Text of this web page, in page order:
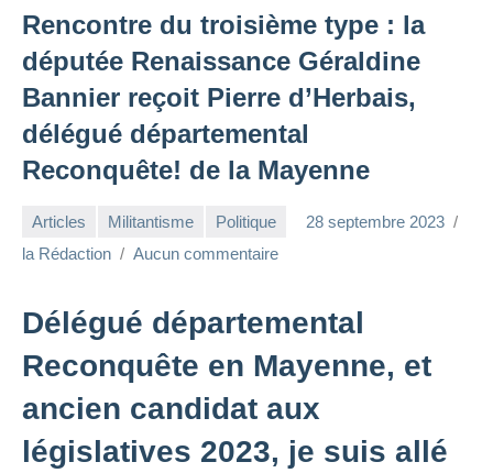
Rencontre du troisième type : la
députée Renaissance Géraldine
Bannier reçoit Pierre d’Herbais,
délégué départemental
Reconquête! de la Mayenne
Articles Militantisme Politique
28 septembre 2023
la Rédaction
Aucun commentaire
Délégué départemental
Reconquête en Mayenne, et
ancien candidat aux
législatives 2023, je suis allé